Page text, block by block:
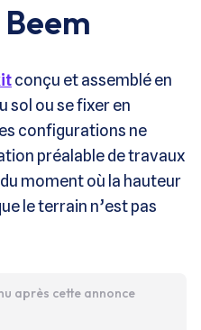
conçu et assemblé en
sol ou se fixer en
configurations ne
préalable de travaux
moment où la hauteur
le terrain n’est pas
après cette annonce